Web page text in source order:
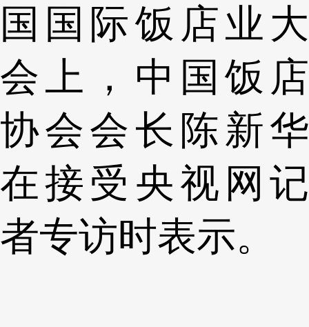
国国际饭店业大
会上，中国饭店
协会会长陈新华
在接受央视网记
者专访时表示。